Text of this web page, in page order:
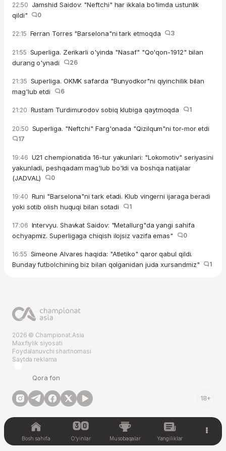
22:50 Jamshid Saidov: "Neftchi" har ikkala bo'limda ustunlik
qildi"
0
22:15 Ferran Torres "Barselona"ni tark etmoqda 3
21:55 Superliga. Zerikarli o'yinda "Nasaf" "Qo'qon-1912" bilan
durang o'ynadi
26
21:35 Superliga. OKMK safarda "Bunyodkor"ni qiyinchilik bilan
mag'lub etdi
6
21:20 Rustam Turdimurodov sobiq klubiga qaytmoqda 1
20:50 Superliga. "Neftchi" Farg'onada "Qizilqum"ni tor-mor etdi
17
19:46 U21 chempionatida 16-tur yakunlari: "Lokomotiv" seriyasini
yakunladi, peshqadam mag'lub bo'ldi va boshqa natijalar
(JADVAL)
0
19:40 Runi "Barselona"ni tark etadi. Klub vingerni ijaraga beradi
yoki sotib olish huquqi bilan sotadi
1
17:06 Intervyu. Shavkat Saidov: "Metallurg"da yangi sahifa
ochyapmiz. Superligaga chiqish ilojsiz vazifa emas"
0
16:55 Simeone Alvares haqida: "Atletiko" qaror qabul qildi.
Bunday futbolchining biz bilan qolganidan juda xursandmiz"
1
2026 © Championat.Asia
Maxfiylik siyosati
Foydalanuvchi shartnomasi
Saytda reklama
Qora fon
18+
Bosh sahifa O'yinlar Musobaqalar Yangiliklar